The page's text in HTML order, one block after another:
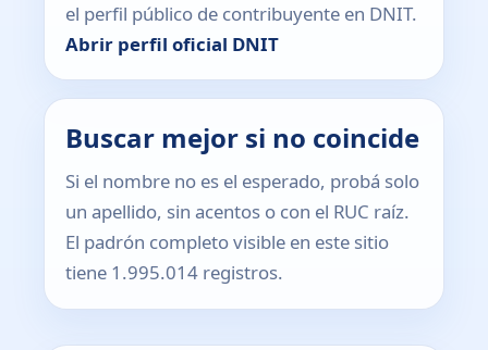
el perfil público de contribuyente en DNIT.
Abrir perfil oficial DNIT
Buscar mejor si no coincide
Si el nombre no es el esperado, probá solo
un apellido, sin acentos o con el RUC raíz.
El padrón completo visible en este sitio
tiene 1.995.014 registros.